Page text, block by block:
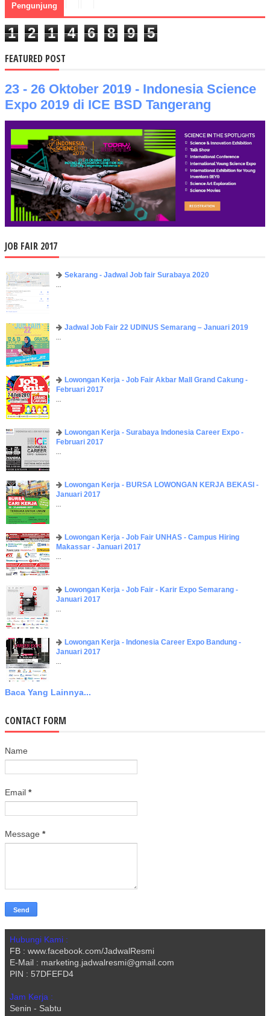
Pengunjung
1 2 1 4 6 8 9 5
FEATURED POST
23 - 26 Oktober 2019 - Indonesia Science
Expo 2019 di ICE BSD Tangerang
JOB FAIR 2017
Sekarang - Jadwal Job fair Surabaya 2020
...
Jadwal Job Fair 22 UDINUS Semarang – Januari 2019
...
Lowongan Kerja - Job Fair ​Akbar ​Mall Grand Cakung -
Februari 2017
...
Lowongan Kerja - Surabaya Indonesia Career Expo -
Februari 2017
...
Lowongan Kerja - BURSA LOWONGAN KERJA BEKASI -
Januari 2017
...
Lowongan Kerja - Job Fair UNHAS - Campus Hiring
Makassar - Januari 2017
...
Lowongan Kerja - Job Fair - Karir Expo Semarang -
Januari 2017
...
Lowongan Kerja - Indonesia Career Expo Bandung -
Januari 2017
...
Baca Yang Lainnya...
CONTACT FORM
Name
Email *
Message *
Hubungi Kami :
FB : www.facebook.com/JadwalResmi
E-Mail : marketing.jadwalresmi@gmail.com
PIN : 57DFEFD4
Jam Kerja :
Senin - Sabtu